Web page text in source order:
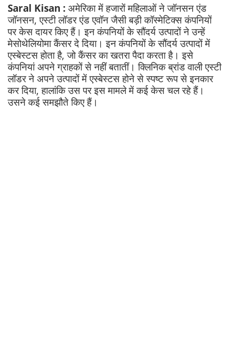
Saral Kisan :अमेरिका में हजारों महिलाओं ने जॉनसन एंड
जॉनसन, एस्टी लॉडर एंड एवॉन जैसी बड़ी कॉस्मेटिक्स कंपनियों
पर केस दायर किए हैं। इन कंपनियों के सौंदर्य उत्पादों ने उन्हें
मेसोथेलियोमा कैंसर दे दिया। इन कंपनियों के सौंदर्य उत्पादों में
एस्बेस्टस होता है, जो कैंसर का खतरा पैदा करता है। इसे
कंपनियां अपने ग्राहकों से नहीं बतातीं। क्लिनिक ब्रांड वाली एस्टी
लॉडर ने अपने उत्पादों में एस्बेस्टस होने से स्पष्ट रूप से इनकार
कर दिया, हालांकि उस पर इस मामले में कई केस चल रहे हैं।
उसने कई समझौते किए हैं।